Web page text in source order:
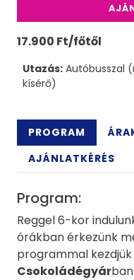
17.900 Ft/főtől
Utazás: Autóbusszal
kísérő)
PROGRAM
AJÁNLATKÉRÉS
Program:
Reggel 6-kor
órákban érkezünk
programmal
Csokoládégyár